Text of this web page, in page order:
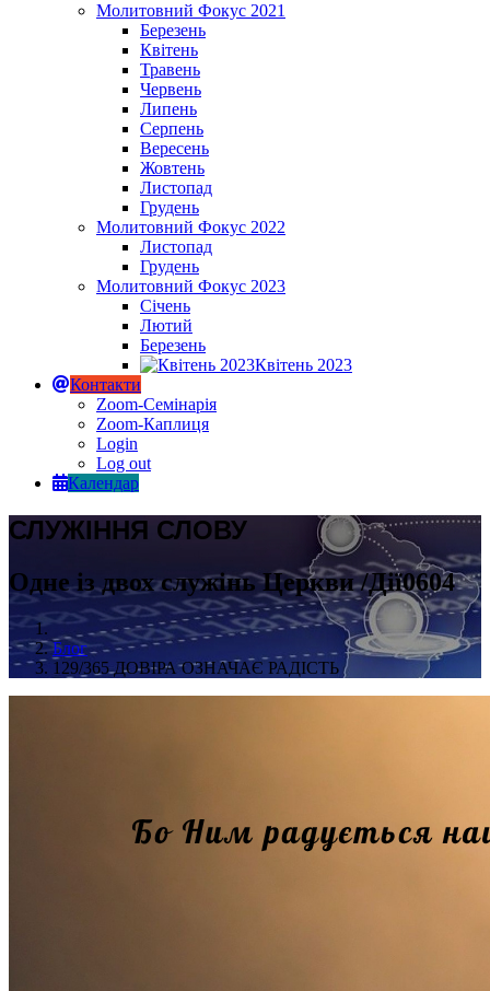
Молитовний Фокус 2021
Березень
Квітень
Травень
Червень
Липень
Серпень
Вересень
Жовтень
Листопад
Грудень
Молитовний Фокус 2022
Листопад
Грудень
Молитовний Фокус 2023
Січень
Лютий
Березень
Квітень 2023
Контакти
Zoom-Семінарія
Zoom-Каплиця
Login
Log out
Календар
СЛУЖІННЯ СЛОВУ
Одне із двох служінь Церкви /Дії0604
Блог
129/365 ДОВІРА ОЗНАЧАЄ РАДІСТЬ